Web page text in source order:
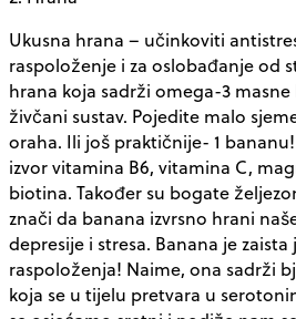
Ukusna hrana – učinkoviti
raspoloženje i za oslobađanje od
hrana koja sadrži omega-3 masne
živčani sustav. Pojedite malo
oraha. Ili još praktičnije- 1
izvor vitamina B6, vitamina C,
biotina. Također su bogate
znači da banana izvrsno hrani
depresije i stresa. Banana je
raspoloženja! Naime, ona sadrži
koja se u tijelu pretvara u